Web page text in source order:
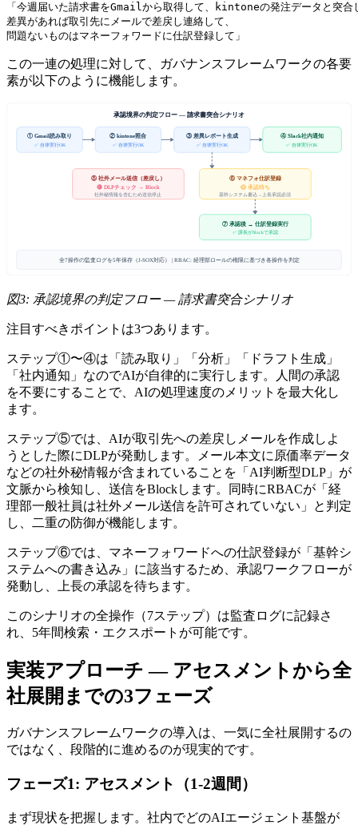
「今週届いた請求書をGmailから取得して、kintoneの発注データと突合
差異があれば取引先にメールで差戻し連絡して、
この一連の処理に対して、ガバナンスフレームワークの各要
素が以下のように機能します。
承認境界の判定フロー — 請求書突合シナリオ
① Gmail読み取り
✅ 自律実行OK
② kintone照合
✅ 自律実行OK
③ 差異レポート生成
✅ 自律実行OK
④ Slack社内通知
✅ 自律実行OK
⑤ 社外メール送信（差戻し）
🔴 DLPチェック → Block
社外秘情報を含むため送信停止
⑥ マネフォ仕訳登録
🟡 承認待ち
基幹システム書込→上長承認必須
⑦ 承認後 → 仕訳登録実行
✅ 課長がSlackで承認
全7操作の監査ログを5年保存（J-SOX対応） | RBAC: 経理部ロールの権限に基づき各操作を判定
図3: 承認境界の判定フロー — 請求書突合シナリオ
注目すべきポイントは3つあります。
ステップ①〜④は「読み取り」「分析」「ドラフト生成」
「社内通知」なのでAIが自律的に実行します。人間の承認
を不要にすることで、AIの処理速度のメリットを最大化し
ます。
ステップ⑤では、AIが取引先への差戻しメールを作成しよ
うとした際にDLPが発動します。メール本文に原価率データ
などの社外秘情報が含まれていることを「AI判断型DLP」が
文脈から検知し、送信をBlockします。同時にRBACが「経
理部一般社員は社外メール送信を許可されていない」と判定
し、二重の防御が機能します。
ステップ⑥では、マネーフォワードへの仕訳登録が「基幹シ
ステムへの書き込み」に該当するため、承認ワークフローが
発動し、上長の承認を待ちます。
このシナリオの全操作（7ステップ）は監査ログに記録さ
れ、5年間検索・エクスポートが可能です。
実装アプローチ — アセスメントから全
社展開までの3フェーズ
ガバナンスフレームワークの導入は、一気に全社展開するの
ではなく、段階的に進めるのが現実的です。
フェーズ1: アセスメント（1-2週間）
まず現状を把握します。社内でどのAIエージェント基盤が